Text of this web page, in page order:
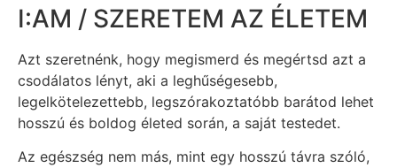
I:AM / SZERETEM AZ ÉLETEM
Azt szeretnénk, hogy megismerd és megértsd azt a
csodálatos lényt, aki a leghűségesebb,
legelkötelezettebb, legszórakoztatóbb barátod lehet
hosszú és boldog életed során, a saját testedet.
Az egészség nem más, mint egy hosszú távra szóló,